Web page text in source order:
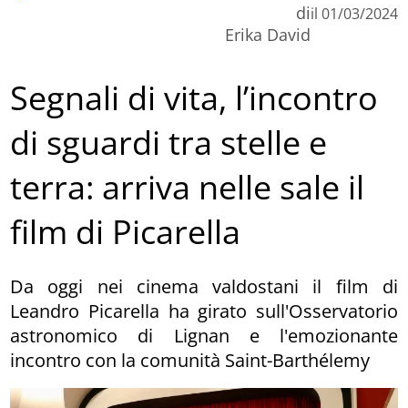
di
Erika David
il 01/03/2024
Segnali di vita, l’incontro
di sguardi tra stelle e
terra: arriva nelle sale il
film di Picarella
Da oggi nei cinema valdostani il film di
Leandro Picarella ha girato sull'Osservatorio
astronomico di Lignan e l'emozionante
incontro con la comunità Saint-Barthélemy